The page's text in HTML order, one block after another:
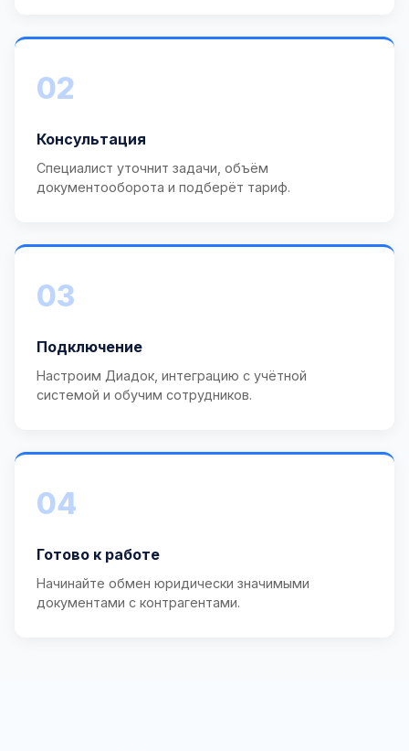
02
Консультация
Специалист уточнит задачи, объём
документооборота и подберёт тариф.
03
Подключение
Настроим Диадок, интеграцию с учётной
системой и обучим сотрудников.
04
Готово к работе
Начинайте обмен юридически значимыми
документами с контрагентами.